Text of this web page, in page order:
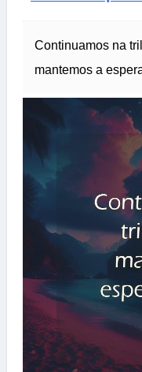
Continuamos na
mantemos a